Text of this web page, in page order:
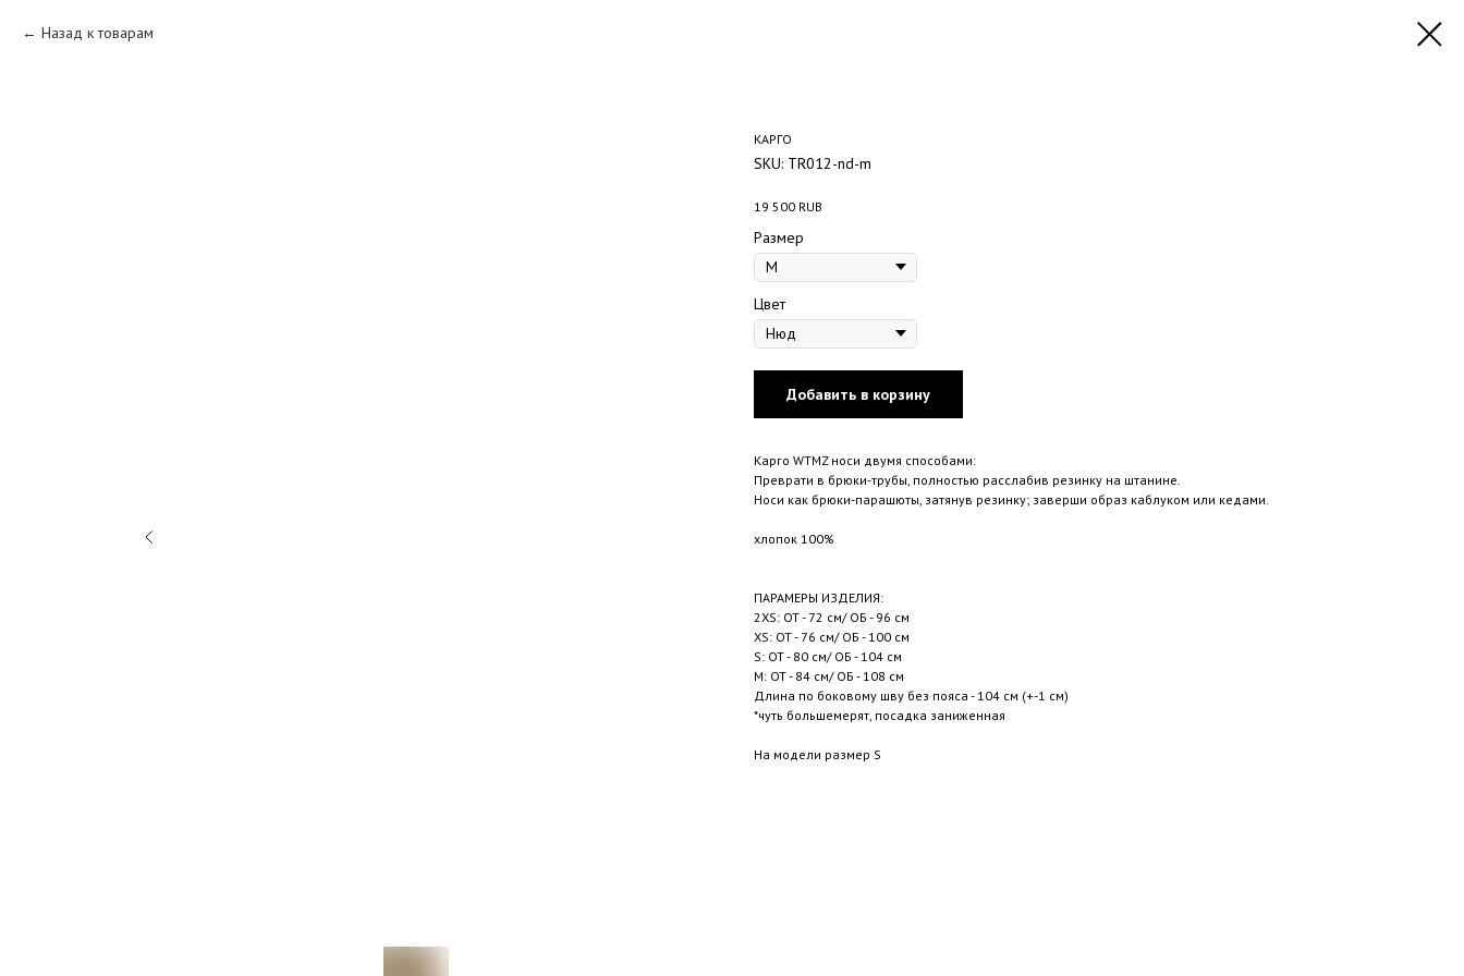
Назад к товарам
КАРГО
SKU: TR012-nd-m
19 500 RUB
Размер
Цвет
Добавить в корзину
Карго WTMZ носи двумя способами:
Преврати в брюки-трубы, полностью расслабив резинку на штанине.
Носи как брюки-парашюты, затянув резинку; заверши образ каблуком или кедами.
хлопок 100%
ПАРАМЕРЫ ИЗДЕЛИЯ:
2XS: ОТ - 72 см/ ОБ - 96 см
XS: ОТ - 76 см/ ОБ - 100 см
S: ОТ - 80 см/ ОБ - 104 см
M: ОТ - 84 см/ ОБ - 108 см
Длина по боковому шву без пояса - 104 см (+-1 см)
*чуть большемерят, посадка заниженная
На модели размер S